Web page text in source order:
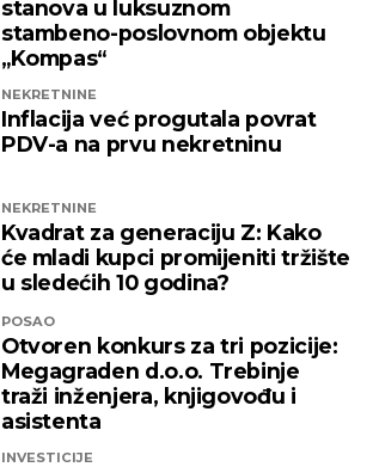
stanova u luksuznom
stambeno-poslovnom objektu
„Kompas“
NEKRETNINE
Inflacija već progutala povrat
PDV-a na prvu nekretninu
NEKRETNINE
Kvadrat za generaciju Z: Kako
će mladi kupci promijeniti tržište
u sledećih 10 godina?
POSAO
Otvoren konkurs za tri pozicije:
Megagraden d.o.o. Trebinje
traži inženjera, knjigovođu i
asistenta
INVESTICIJE